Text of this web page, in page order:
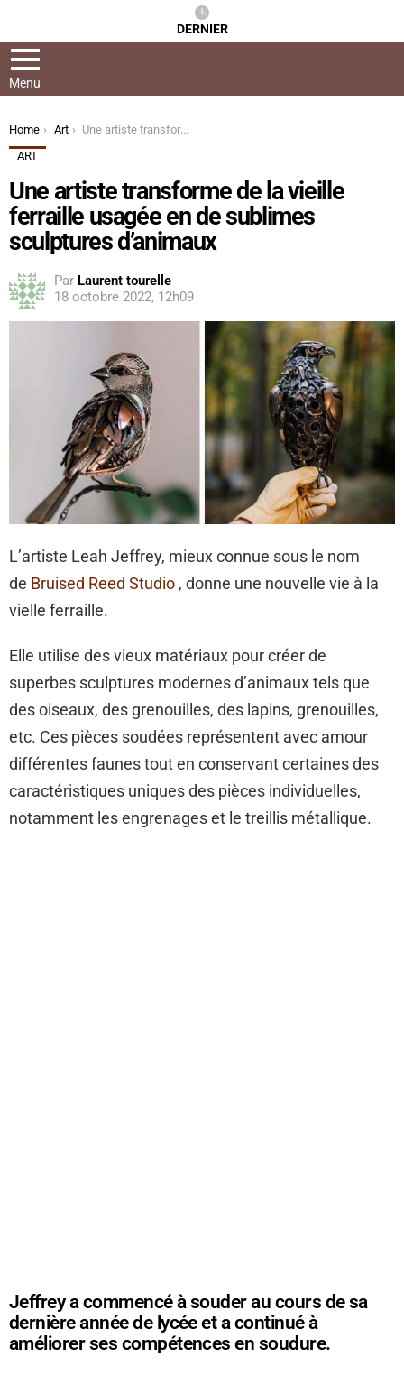
DERNIER
Menu
You are here:
Home Art
Une artiste transforme de la vieille ferraille usagée en de sublimes sculptures d’animaux
ART
Une artiste transforme de la vieille
ferraille usagée en de sublimes
sculptures d’animaux
Par Laurent tourelle
18 octobre 2022, 12h09
L’artiste Leah Jeffrey, mieux connue sous le nom
de Bruised Reed Studio , donne une nouvelle vie à la
vielle ferraille.
Elle utilise des vieux matériaux pour créer de
superbes sculptures modernes d’animaux tels que
des oiseaux, des grenouilles, des lapins, grenouilles,
etc. Ces pièces soudées représentent avec amour
différentes faunes tout en conservant certaines des
caractéristiques uniques des pièces individuelles,
notamment les engrenages et le treillis métallique.
Jeffrey a commencé à souder au cours de sa
dernière année de lycée et a continué à
améliorer ses compétences en soudure.